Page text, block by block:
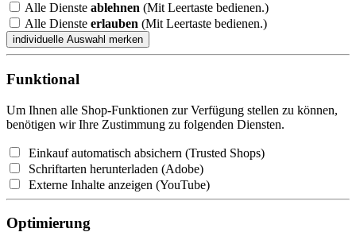
Alle Dienste ablehnen (Mit Leertaste bedienen.)
Alle Dienste erlauben (Mit Leertaste bedienen.)
Funktional
Um Ihnen alle Shop-Funktionen zur Verfügung stellen zu können,
benötigen wir Ihre Zustimmung zu folgenden Diensten.
Einkauf automatisch absichern (Trusted Shops)
Schriftarten herunterladen (Adobe)
Externe Inhalte anzeigen (YouTube)
Optimierung